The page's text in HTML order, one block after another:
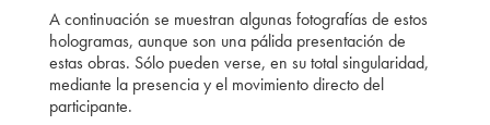
A continuación se muestran algunas fotografías de estos
hologramas, aunque son una pálida presentación de
estas obras. Sólo pueden verse, en su total singularidad,
mediante la presencia y el movimiento directo del
participante.